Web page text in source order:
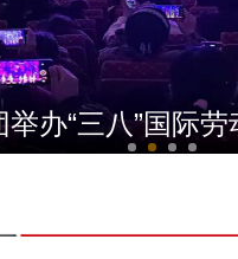
】乌兹小哥中国
举办“三八”国际